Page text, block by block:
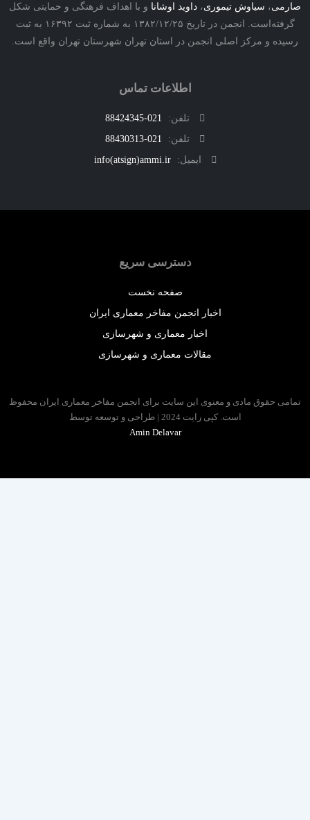
،سیاوش تیموری،داوید اوشانا و با اهداف فرهنگی و حمایتی شکل
گرفته‌است. انجمن در تاریخ ۱۳۸۲/۱۲/۲۵ به شماره ثبت ۱۶۳۹۲ به ثبت
و مرکز اصلی انجمن در استان تهران شهرستان تهران واقع است.
اطلاعات تماس
تلفن:
021-88424345
تلفن:
021-88430313
ایمیل:
info(atsign)ammi.ir
دسترسی سریع
صفحه نخست
اخبار انجمن مفاخر معماری ایران
اخبار معماری و شهرسازی
مقالات معماری و شهرسازی
حقوق مادی و معنوی این سایت برای انجمن مفاخر معماری ایران محفوظ
است. کپی رایت 2024 | طراحی و توسعه توسط
Amin Delavar